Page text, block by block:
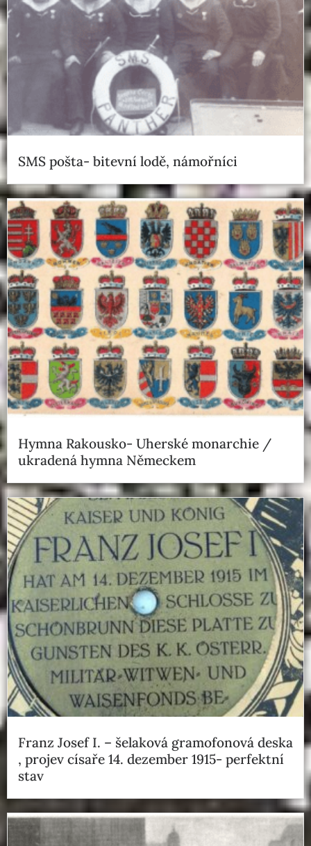
SMS pošta- bitevní lodě, námořníci
Hymna Rakousko- Uherské monarchie /
ukradená hymna Německem
Franz Josef I. – šelaková gramofonová deska
, projev císaře 14. dezember 1915- perfektní
stav